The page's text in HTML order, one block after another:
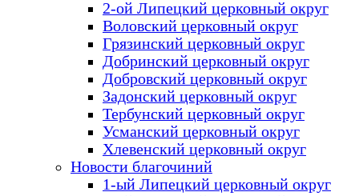
2-ой Липецкий церковный округ
Воловский церковный округ
Грязинский церковный округ
Добринский церковный округ
Добровский церковный округ
Задонский церковный округ
Тербунский церковный округ
Усманский церковный округ
Хлевенский церковный округ
Новости благочиний
1-ый Липецкий церковный округ